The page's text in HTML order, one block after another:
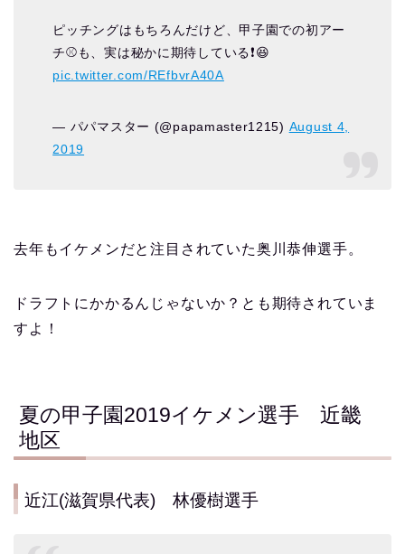
ピッチングはもちろんだけど、甲子園での初アー
チ⚾️も、実は秘かに期待している❗️😆
pic.twitter.com/REfbvrA40A
— パパマスター (@papamaster1215) August 4,
2019
去年もイケメンだと注目されていた奥川恭伸選手。
ドラフトにかかるんじゃないか？とも期待されていま
すよ！
夏の甲子園2019イケメン選手 近畿
地区
近江(滋賀県代表) 林優樹選手